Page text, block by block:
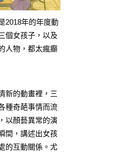
2018年的年度動
個女孩子，以及
人物，都太瘋癲
新的動畫裡，三
種奇葩事情而流
以顏藝異常的演
間，講述出女孩
的互動關係。尤